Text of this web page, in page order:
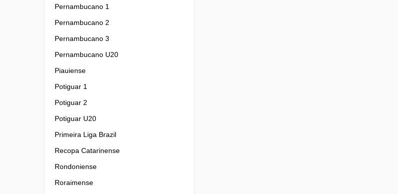
Pernambucano 1
Pernambucano 2
Pernambucano 3
Pernambucano U20
Piauiense
Potiguar 1
Potiguar 2
Potiguar U20
Primeira Liga Brazil
Recopa Catarinense
Rondoniense
Roraimense